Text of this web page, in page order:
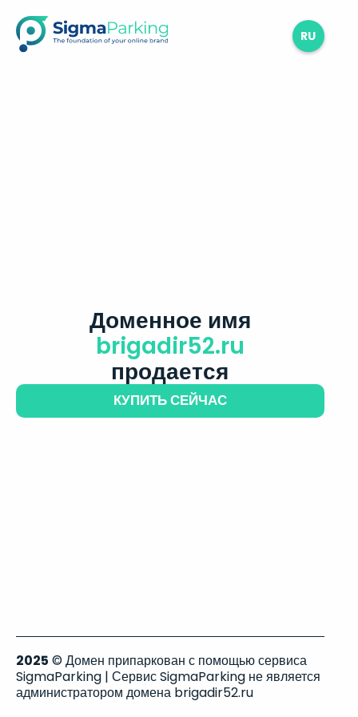
RU
Доменное имя
brigadir52.ru
продается
КУПИТЬ СЕЙЧАС
2025 © Домен припаркован с помощью сервиса
SigmaParking | Сервис SigmaParking не является
администратором домена brigadir52.ru